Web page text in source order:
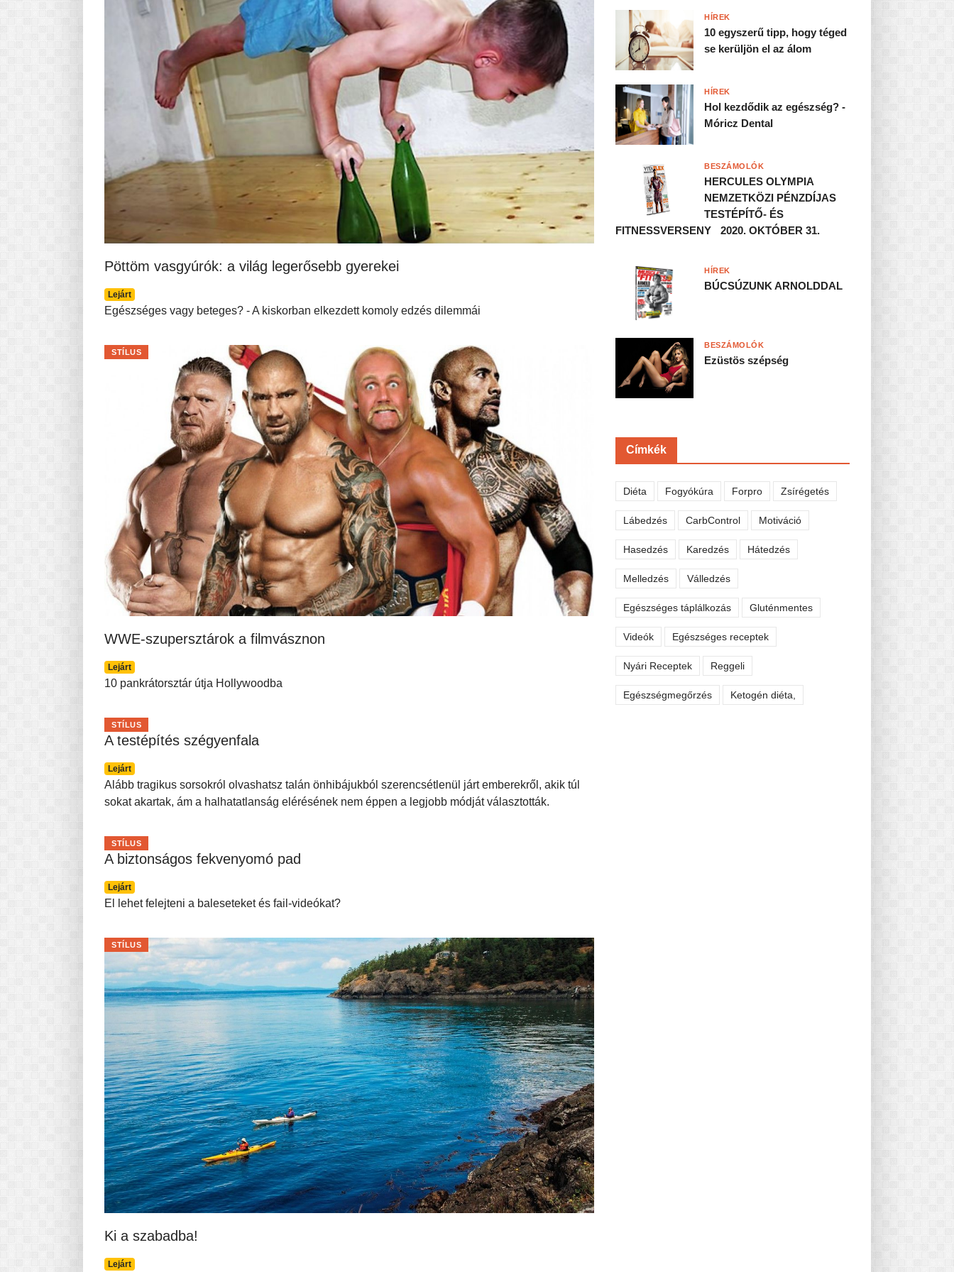
Pasta-túra - avagy A TÉSZTA TÖRTÉNETE
MINDENNAPI KENYERÜNK
A karácsonyról dióhéjban
Pöttöm vasgyúrók: a világ legerősebb gyerekei
Lejárt
Egészséges vagy beteges? - A kiskorban elkezdett komoly edzés dilemmái
WWE-szupersztárok a filmvásznon
Lejárt
STÍLUS
10 pankrátorsztár útja Hollywoodba
A testépítés szégyenfala
Lejárt
STÍLUS
Alább tragikus sorsokról olvashatsz talán önhibájukból szerencsétlenül járt emberekről, akik túl
sokat akartak, ám a halhatatlanság elérésének nem éppen a legjobb módját választották.
A biztonságos fekvenyomó pad
Lejárt
STÍLUS
El lehet felejteni a baleseteket és fail-videókat?
Ki a szabadba!
Lejárt
STÍLUS
10 egyszerű tipp, hogy téged
se kerüljön el az álom
HÍREK
Hol kezdődik az egészség? -
Móricz Dental
HÍREK
HERCULES OLYMPIA
NEMZETKÖZI PÉNZDÍJAS
TESTÉPÍTŐ- ÉS
FITNESSVERSENY 2020. OKTÓBER 31.
BESZÁMOLÓK
BÚCSÚZUNK ARNOLDDAL
HÍREK
Ezüstös szépség
BESZÁMOLÓK
Címkék
Diéta Fogyókúra Forpro Zsírégetés
Lábedzés CarbControl Motiváció
Hasedzés Karedzés Hátedzés
Melledzés Válledzés
Egészséges táplálkozás Gluténmentes
Videók Egészséges receptek
Nyári Receptek Reggeli
Egészségmegőrzés Ketogén diéta,